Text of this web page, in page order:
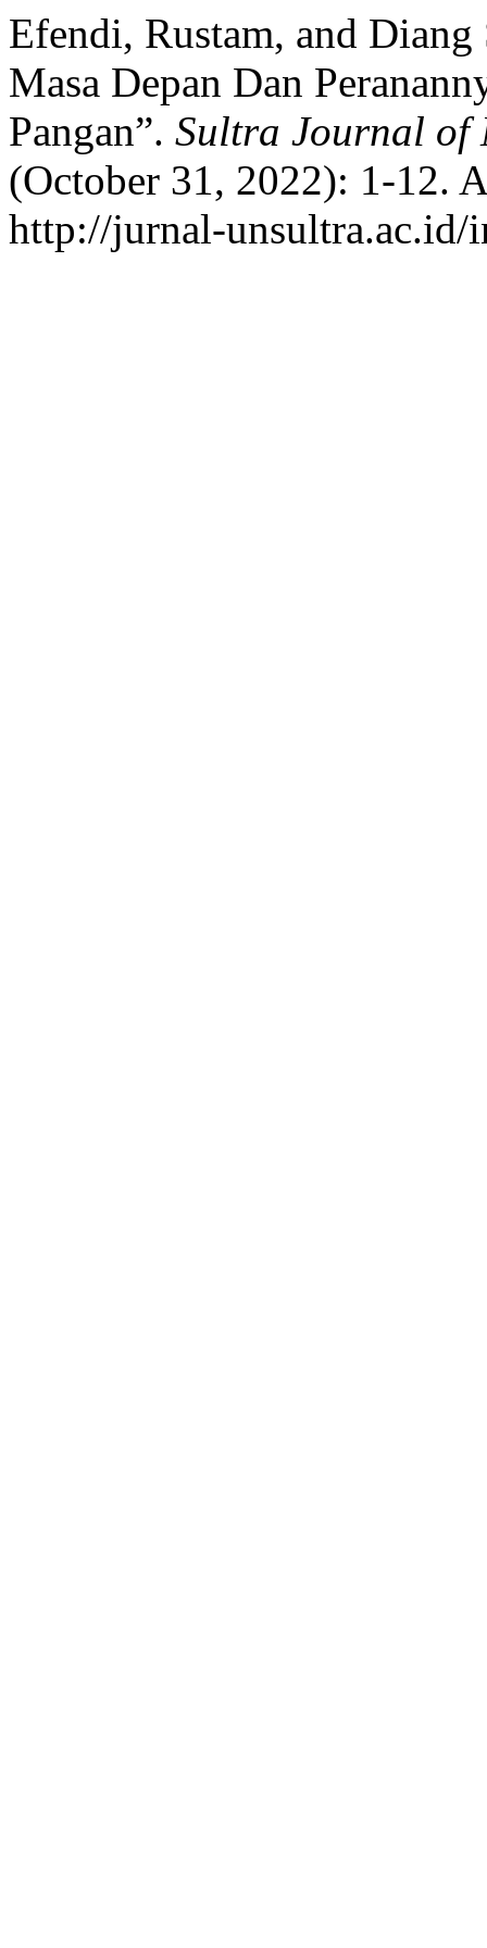
Efendi, Rustam, and
Masa Depan Dan
Pangan”. Sultra Journal of
(October 31, 2022): 1-12.
http://jurnal-unsultra.ac.id/